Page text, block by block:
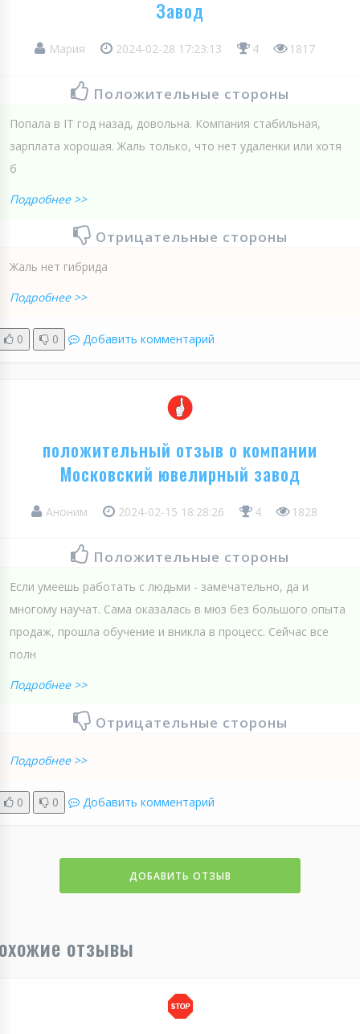
Завод
Мария 2024-02-28 17:23:13 4 1817
Положительные стороны
Попала в IT год назад, довольна. Компания стабильная,
зарплата хорошая. Жаль только, что нет удаленки или хотя
б
Подробнее >>
Отрицательные стороны
Жаль нет гибрида
Подробнее >>
0 0 Добавить комментарий
положительный отзыв о компании
Московский ювелирный завод
Аноним 2024-02-15 18:28:26 4 1828
Положительные стороны
Если умеешь работать с людьми - замечательно, да и
многому научат. Сама оказалась в мюз без большого опыта
продаж, прошла обучение и вникла в процесс. Сейчас все
полн
Подробнее >>
Отрицательные стороны
Подробнее >>
0 0 Добавить комментарий
ДОБАВИТЬ ОТЗЫВ
отзывы